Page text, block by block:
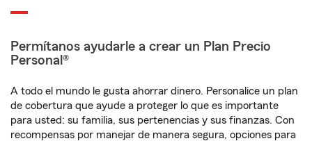
Permítanos ayudarle a crear un Plan Precio
Personal®
A todo el mundo le gusta ahorrar dinero. Personalice un plan
de cobertura que ayude a proteger lo que es importante
para usted: su familia, sus pertenencias y sus finanzas. Con
recompensas por manejar de manera segura, opciones para